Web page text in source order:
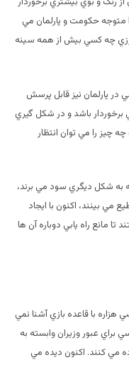
متوجه حكومت و پارلمان مي
چه كسي بيش از همه سينه
در پارلمان نيز قابل پرسش
برخوردار باشد و در شكل گيري
چيز را مي توان انتظار
به شكل ديگري سود مي برند،
مي بينند، اكنون با ايجاد
مانع راه يابي دوباره آن ها
هزاره با قاعده بازي آشنا نمي
عبور وزيران وابسته به
مي كنند. اكنون ديده مي